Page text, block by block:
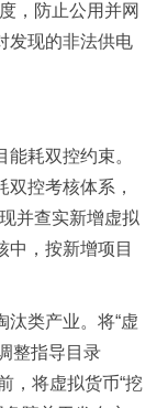
，防止公用并网
发现的非法供电
能耗双控约束。
双控考核体系，
并查实新增虚拟
中，按新增项目
汰类产业。将“虚
整指导目录
，将虚拟货币“挖